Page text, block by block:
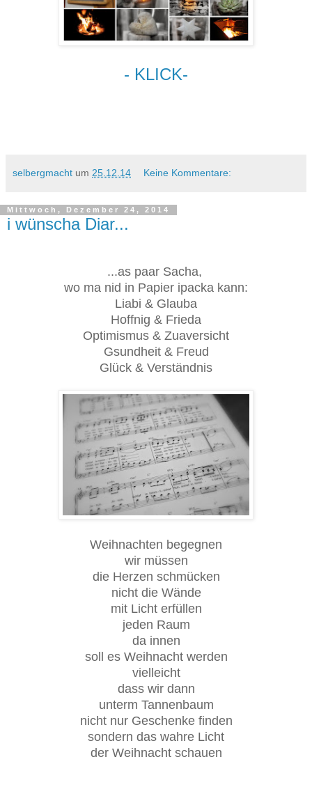
- KLICK-
selbergmacht um 25.12.14 Keine Kommentare:
Mittwoch, Dezember 24, 2014
i wünscha Diar...
...as paar Sacha,
wo ma nid in Papier ipacka kann:
Liabi & Glauba
Hoffnig & Frieda
Optimismus & Zuaversicht
Gsundheit & Freud
Glück & Verständnis
Weihnachten begegnen
wir müssen
die Herzen schmücken
nicht die Wände
mit Licht erfüllen
jeden Raum
da innen
soll es Weihnacht werden
vielleicht
dass wir dann
unterm Tannenbaum
nicht nur Geschenke finden
sondern das wahre Licht
der Weihnacht schauen